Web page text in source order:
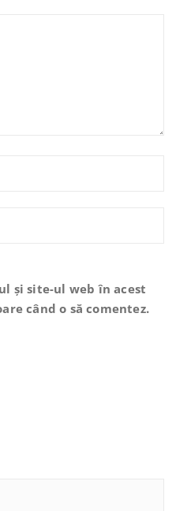
și site-ul web în acest
când o să comentez.